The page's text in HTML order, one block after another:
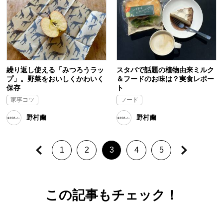
繰り返し使える「みつろうラッ
プ」。野菜をおいしくかわいく
保存
家事コツ
野村蘭
スタバで話題の植物由来ミルク
＆フードのお味は？実食レポー
ト
フード
野村蘭
1 2 3 4 5
この記事もチェック！